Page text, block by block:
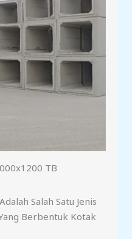
TB
Salah Satu Jenis
Berbentuk Kotak